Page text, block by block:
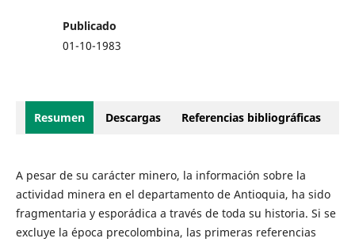
Publicado
01-10-1983
Resumen Descargas Referencias bibliográficas
A pesar de su carácter minero, la información sobre la
actividad minera en el departamento de Antioquia, ha sido
fragmentaria y esporádica a través de toda su historia. Si se
excluye la época precolombina, las primeras referencias